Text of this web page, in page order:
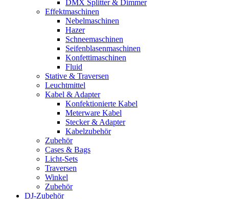
DMX Splitter & Dimmer
Effektmaschinen
Nebelmaschinen
Hazer
Schneemaschinen
Seifenblasenmaschinen
Konfettimaschinen
Fluid
Stative & Traversen
Leuchtmittel
Kabel & Adapter
Konfektionierte Kabel
Meterware Kabel
Stecker & Adapter
Kabelzubehör
Zubehör
Cases & Bags
Licht-Sets
Traversen
Winkel
Zubehör
DJ-Zubehör